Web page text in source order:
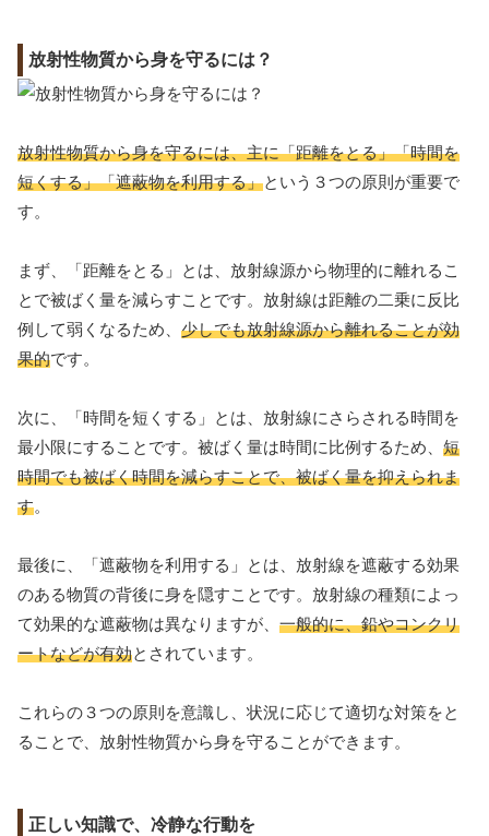
放射性物質から身を守るには？
放射性物質から身を守るには、主に「距離をとる」「時間を
短くする」「遮蔽物を利用する」という３つの原則が重要で
す。
まず、「距離をとる」とは、放射線源から物理的に離れるこ
とで被ばく量を減らすことです。放射線は距離の二乗に反比
例して弱くなるため、 少しでも放射線源から離れることが効
果的です。
次に、「時間を短くする」とは、放射線にさらされる時間を
最小限にすることです。被ばく量は時間に比例するため、 短
時間でも被ばく時間を減らすことで、被ばく量を抑えられま
す。
最後に、「遮蔽物を利用する」とは、放射線を遮蔽する効果
のある物質の背後に身を隠すことです。放射線の種類によっ
て効果的な遮蔽物は異なりますが、 一般的に、鉛やコンクリ
ートなどが有効とされています。
これらの３つの原則を意識し、状況に応じて適切な対策をと
ることで、放射性物質から身を守ることができます。
正しい知識で、冷静な行動を